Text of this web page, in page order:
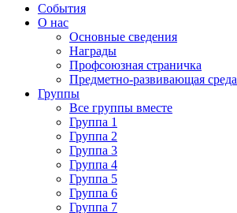
События
О нас
Основные сведения
Награды
Профсоюзная страничка
Предметно-развивающая среда
Группы
Все группы вместе
Группа 1
Группа 2
Группа 3
Группа 4
Группа 5
Группа 6
Группа 7